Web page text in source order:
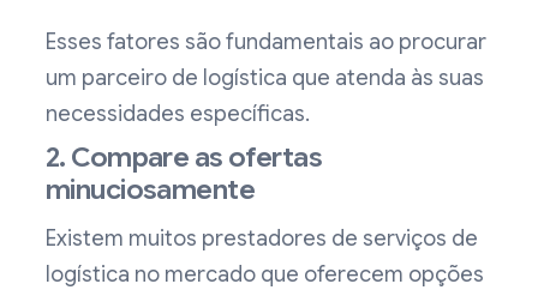
Esses fatores são fundamentais ao procurar
um parceiro de logística que atenda às suas
necessidades específicas.
2. Compare as ofertas
minuciosamente
Existem muitos prestadores de serviços de
logística no mercado que oferecem opções